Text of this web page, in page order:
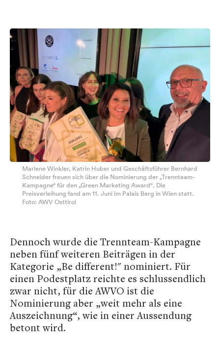
Marlene Winkler, Katrin Huber und Geschäftsführer Bernhard
Schneider freuen sich über die Nominierung der „Trennteam-
Kampagne“ für den „Green Marketing Award“. Die
Preisverleihung fand am 11. Juni im Palais Berg in Wien statt.
Foto: AWV Osttirol
Dennoch wurde die Trennteam-Kampagne
neben fünf weiteren Beiträgen in der
Kategorie „Be different!" nominiert. Für
einen Podestplatz reichte es schlussendlich
zwar nicht, für die AWVO ist die
Nominierung aber „weit mehr als eine
Auszeichnung“, wie in einer Aussendung
betont wird.